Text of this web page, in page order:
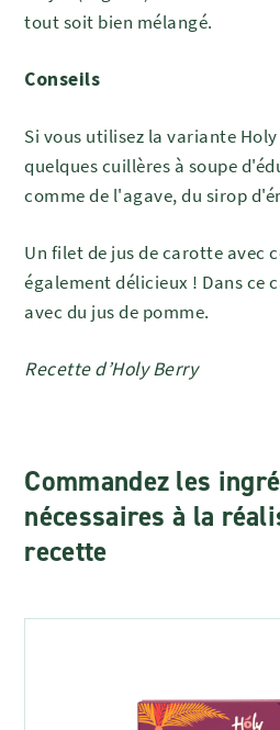
tout soit bien mélangé.
Conseils
Si vous utilisez la variante
quelques cuillères à soupe
comme de l'agave, du sirop
Un filet de jus de carotte avec
également délicieux ! Dans ce
avec du jus de pomme.
Recette d’Holy Berry
Commandez les
nécessaires à la
recette